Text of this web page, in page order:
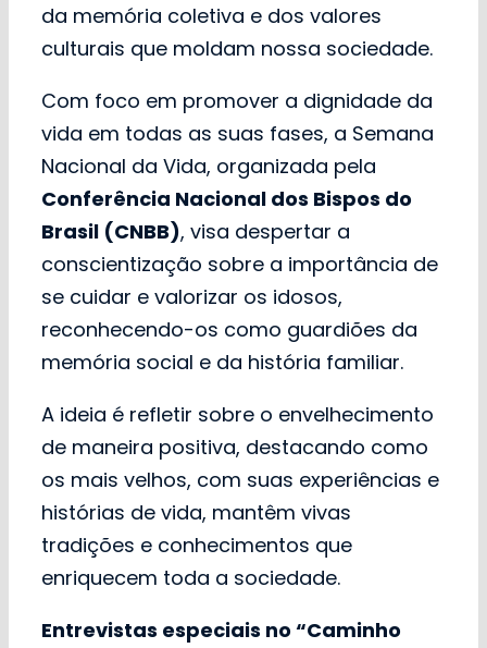
da memória coletiva e dos valores
culturais que moldam nossa sociedade.
Com foco em promover a dignidade da
vida em todas as suas fases, a Semana
Nacional da Vida, organizada pela
Conferência Nacional dos Bispos do
Brasil (CNBB), visa despertar a
conscientização sobre a importância de
se cuidar e valorizar os idosos,
reconhecendo-os como guardiões da
memória social e da história familiar.
A ideia é refletir sobre o envelhecimento
de maneira positiva, destacando como
os mais velhos, com suas experiências e
histórias de vida, mantêm vivas
tradições e conhecimentos que
enriquecem toda a sociedade.
Entrevistas especiais no “Caminho